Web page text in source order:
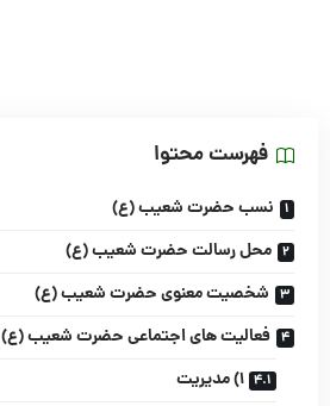
فهرست محتوا
نسب حضرت شعیب (ع)
محل رسالت حضرت شعیب (ع)
شخصیت معنوی حضرت شعیب (ع)
فعالیت های اجتماعی حضرت شعیب (ع)
1) مدیریت